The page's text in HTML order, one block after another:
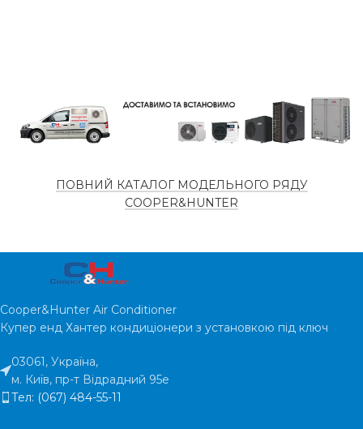
ПОВНИЙ КАТАЛОГ МОДЕЛЬНОГО РЯДУ
COOPER&HUNTER
Cooper&Hunter Air Conditioner
Купер енд Хантер кондиціонери з установкою під ключ
03061, Україна,
м. Київ, пр-т Відрадний 95е
Тел: (067) 484-55-11